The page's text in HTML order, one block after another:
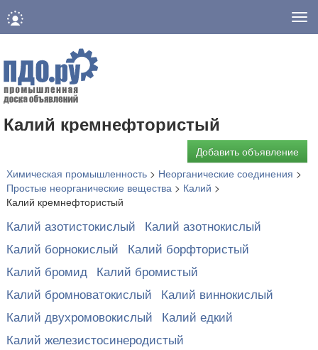
Калий кремнефтористый
Добавить объявление
Химическая промышленность > Неорганические соединения >
Простые неорганические вещества > Калий >
Калий кремнефтористый
Калий азотистокислый Калий азотнокислый
Калий борнокислый Калий борфтористый
Калий бромид Калий бромистый
Калий бромноватокислый Калий виннокислый
Калий двухромовокислый Калий едкий
Калий железистосинеродистый